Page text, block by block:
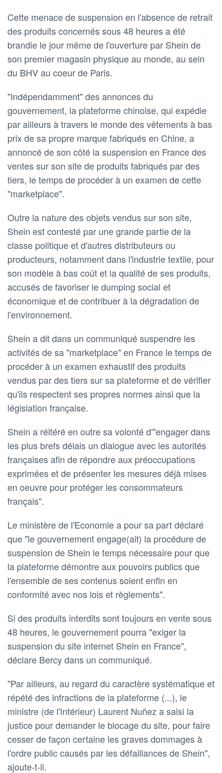
Cette menace de suspension en l'absence de retrait
des produits concernés sous 48 heures a été
brandie le jour même de l'ouverture par Shein de
son premier magasin physique au monde, au sein
du BHV au coeur de Paris.
"Indépendamment" des annonces du
gouvernement, la plateforme chinoise, qui expédie
par ailleurs à travers le monde des vêtements à bas
prix de sa propre marque fabriqués en Chine, a
annoncé de son côté la suspension en France des
ventes sur son site de produits fabriqués par des
tiers, le temps de procéder à un examen de cette
"marketplace".
Outre la nature des objets vendus sur son site,
Shein est contesté par une grande partie de la
classe politique et d'autres distributeurs ou
producteurs, notamment dans l'industrie textile, pour
son modèle à bas coût et la qualité de ses produits,
accusés de favoriser le dumping social et
économique et de contribuer à la dégradation de
l'environnement.
Shein a dit dans un communiqué suspendre les
activités de sa "marketplace" en France le temps de
procéder à un examen exhaustif des produits
vendus par des tiers sur sa plateforme et de vérifier
qu'ils respectent ses propres normes ainsi que la
législation française.
Shein a réitéré en outre sa volonté d'"engager dans
les plus brefs délais un dialogue avec les autorités
françaises afin de répondre aux préoccupations
exprimées et de présenter les mesures déjà mises
en oeuvre pour protéger les consommateurs
français".
Le ministère de l'Economie a pour sa part déclaré
que "le gouvernement engage(ait) la procédure de
suspension de Shein le temps nécessaire pour que
la plateforme démontre aux pouvoirs publics que
l'ensemble de ses contenus soient enfin en
conformité avec nos lois et règlements".
Si des produits interdits sont toujours en vente sous
48 heures, le gouvernement pourra "exiger la
suspension du site internet Shein en France",
déclare Bercy dans un communiqué.
"Par ailleurs, au regard du caractère systématique et
répété des infractions de la plateforme (...), le
ministre (de l'Intérieur) Laurent Nuñez a saisi la
justice pour demander le blocage du site, pour faire
cesser de façon certaine les graves dommages à
l'ordre public causés par les défaillances de Shein",
ajoute-t-il.